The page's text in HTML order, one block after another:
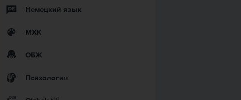
Немецкий язык
МХК
ОБЖ
Психология